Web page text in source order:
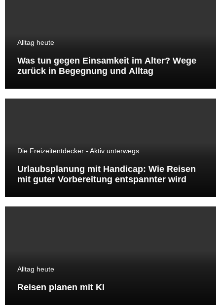
Alltag heute
Was tun gegen Einsamkeit im Alter? Wege
zurück in Begegnung und Alltag
Die Freizeitentdecker - Aktiv unterwegs
Urlaubsplanung mit Handicap: Wie Reisen
mit guter Vorbereitung entspannter wird
Alltag heute
Reisen planen mit KI